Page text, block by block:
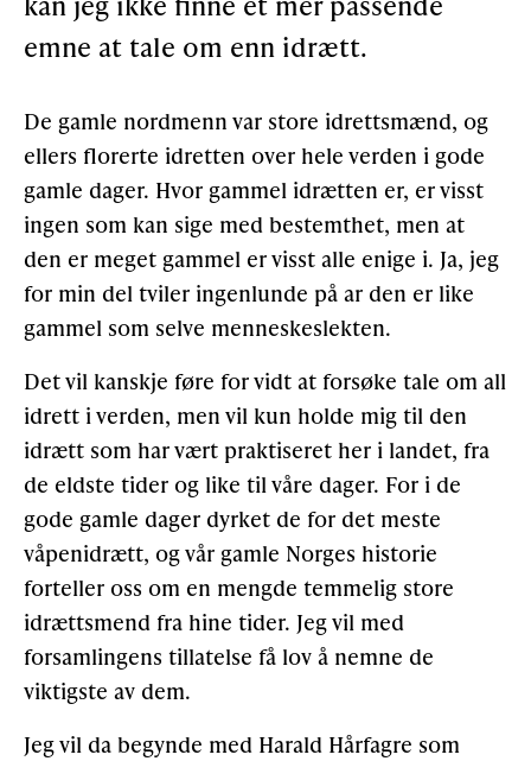
Om oss
Levd liv
Podkast
FÅ TILGONG
BLI MEDLEM
Gløymt passord
emne at tale om enn idrætt.
De gamle nordmenn var store idrettsmænd, og
ellers florerte idretten over hele verden i gode
gamle dager. Hvor gammel idrætten er, er visst
ingen som kan sige med bestemthet, men at
den er meget gammel er visst alle enige i. Ja, jeg
for min del tviler ingenlunde på ar den er like
gammel som selve menneskeslekten.
Det vil kanskje føre for vidt at forsøke tale om all
idrett i verden, men vil kun holde mig til den
idrætt som har vært praktiseret her i landet, fra
de eldste tider og like til våre dager. For i de
gode gamle dager dyrket de for det meste
våpenidrætt, og vår gamle Norges historie
forteller oss om en mengde temmelig store
idrættsmend fra hine tider. Jeg vil med
forsamlingens tillatelse få lov å nemne de
viktigste av dem.
Jeg vil da begynde med Harald Hårfagre som